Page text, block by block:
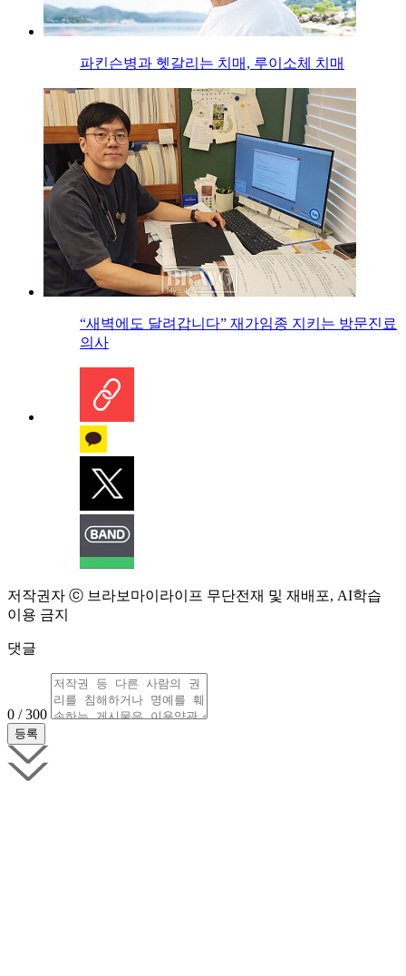
파킨슨병과 헷갈리는 치매, 루이소체 치매
“새벽에도 달려갑니다” 재가임종 지키는 방문진료
의사
저작권자 ⓒ 브라보마이라이프 무단전재 및 재배포, AI학습
이용 금지
댓글
0 / 300